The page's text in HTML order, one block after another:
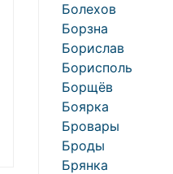
Болехов
Борзна
Борислав
Борисполь
Борщёв
Боярка
Бровары
Броды
Брянка